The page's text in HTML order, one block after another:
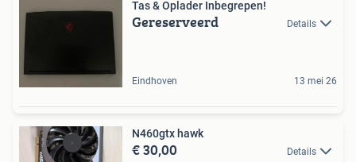
Tas & Oplader Inbegrepen!
Gereserveerd Details
Eindhoven 13 mei 26
N460gtx hawk
€ 30,00 Details